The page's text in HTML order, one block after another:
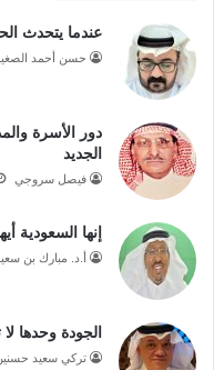
عندما يتحدث
حسن أحمد
دور الأسرة
الجديد
فيصل سروجي
إنها السعودية
أ.د. مبارك بن
الجودة وحدها
تركي سعيد